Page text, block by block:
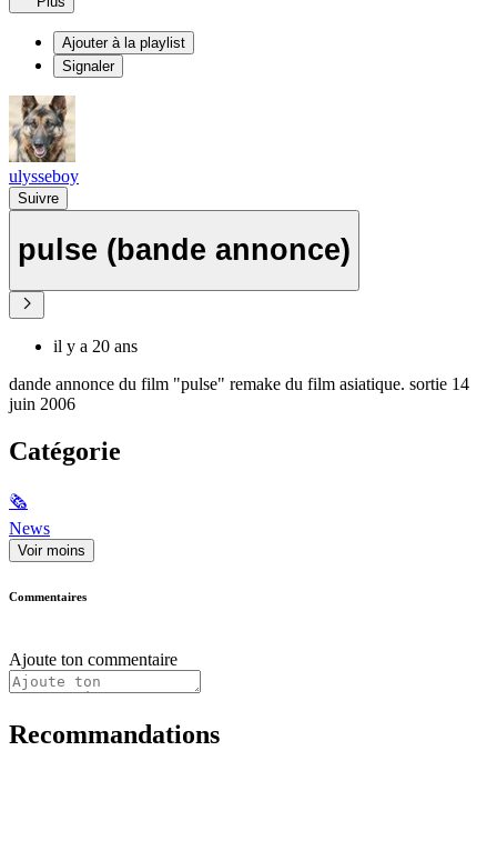
Ajouter à la playlist
Signaler
ulysseboy
Suivre
pulse (bande annonce)
il y a 20 ans
dande annonce du film "pulse" remake du film asiatique. sortie 14
juin 2006
Catégorie
🗞
News
Voir moins
Commentaires
Ajoute ton commentaire
Recommandations